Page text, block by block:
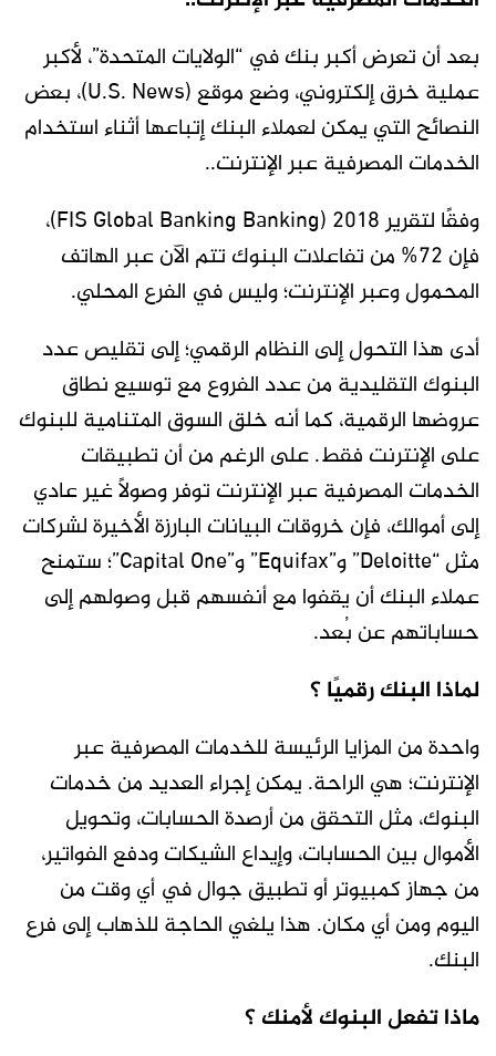
بعد أن تعرض أكبر بنك في “الولايات المتحدة”، لأكبر
عملية خرق إلكتروني، وضع موقع (U.S. News)، بعض
النصائح التي يمكن لعملاء البنك إتباعها أثناء استخدام
الخدمات المصرفية عبر الإنترنت..
وفقًا لتقرير 2018 (FIS Global Banking Banking)،
فإن 72% من تفاعلات البنوك تتم الآن عبر الهاتف
المحمول وعبر الإنترنت؛ وليس في الفرع المحلي.
أدى هذا التحول إلى النظام الرقمي؛ إلى تقليص عدد
البنوك التقليدية من عدد الفروع مع توسيع نطاق
عروضها الرقمية، كما أنه خلق السوق المتنامية للبنوك
على الإنترنت فقط. على الرغم من أن تطبيقات
الخدمات المصرفية عبر الإنترنت توفر وصولاً غير عادي
إلى أموالك، فإن خروقات البيانات البارزة الأخيرة لشركات
مثل “Deloitte” و”Equifax” و”Capital One”؛ ستمنح
عملاء البنك أن يقفوا مع أنفسهم قبل وصولهم إلى
حساباتهم عن بُعد.
لماذا البنك رقميًا ؟
واحدة من المزايا الرئيسة للخدمات المصرفية عبر
الإنترنت؛ هي الراحة. يمكن إجراء العديد من خدمات
البنوك، مثل التحقق من أرصدة الحسابات، وتحويل
الأموال بين الحسابات، وإيداع الشيكات ودفع الفواتير،
من جهاز كمبيوتر أو تطبيق جوال في أي وقت من
اليوم ومن أي مكان. هذا يلغي الحاجة للذهاب إلى فرع
البنك.
ماذا تفعل البنوك لأمنك ؟